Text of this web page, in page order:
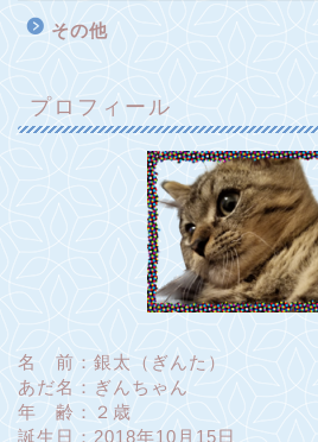
その他
プロフィール
名 前：銀太（ぎんた）
あだ名：ぎんちゃん
年 齢：２歳
誕生日：2018年10月15日